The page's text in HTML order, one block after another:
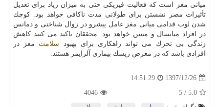
میانی مغز است كه فعالیت فیزیكی حتی به میزان زیاد برای تعدیل
تأثیرات مضر نشستن برای طولانی مدت ناكافی خواهد بود. كوچك
شدن لوب قدامی میانی مغز عامل پیشرو در زوال شناختی و دمانس
در افراد میانسال و مسن خواهد بود. محققان تاكید می كنند كاهش
زندگی بی تحرك می تواند راهكاری برای بهبود سلامت مغز در
افرادی باشد كه در معرض ریسك بیماری آلزایمر هستند.
1397/12/26
14:51:29
5.0
/ 5
4046